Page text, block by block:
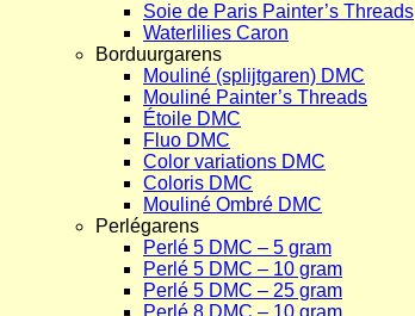
Soie de Paris Painter’s Threads
Waterlilies Caron
Borduurgarens
Mouliné (splijtgaren) DMC
Mouliné Painter’s Threads
Étoile DMC
Fluo DMC
Color variations DMC
Coloris DMC
Mouliné Ombré DMC
Perlégarens
Perlé 5 DMC – 5 gram
Perlé 5 DMC – 10 gram
Perlé 5 DMC – 25 gram
Perlé 8 DMC – 10 gram